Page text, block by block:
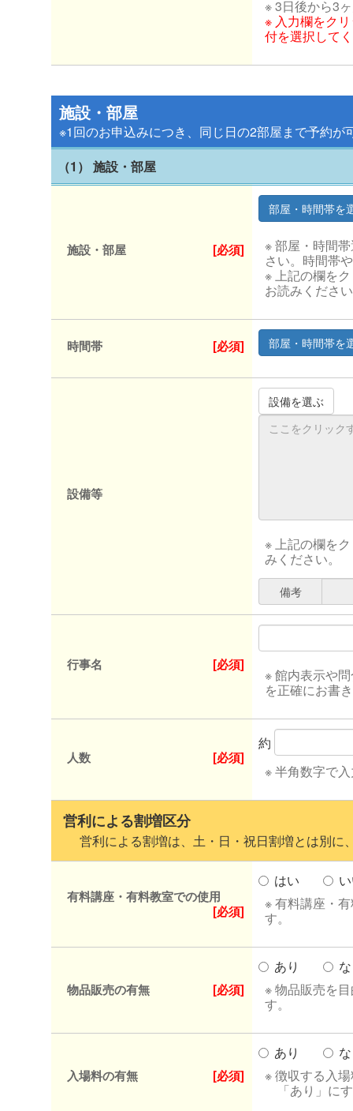
※ 3日後から3
※ 入力欄をク
付を選択して
施設・部屋
※1回のお申込みにつき、同じ日の2部屋まで予約
（1） 施設・部屋
施設・部屋 [必須]
※ 部屋・時間
さい。時間帯
※ 上記の欄を
お読みくださ
時間帯 [必須]
設備等
※ 上記の欄を
みください。
備考
行事名 [必須]
※ 館内表示や
を正確にお書
人数 [必須]
約
※ 半角数字で
営利による割増区分
営利による割増は、土・日・祝日割増とは別に
有料講座・有料教室での使用
[必須]
はい
※ 有料講座・
す。
物品販売の有無 [必須]
あり
※ 物品販売を
す。
入場料の有無 [必須]
あり
※ 徴収する入
「あり」に